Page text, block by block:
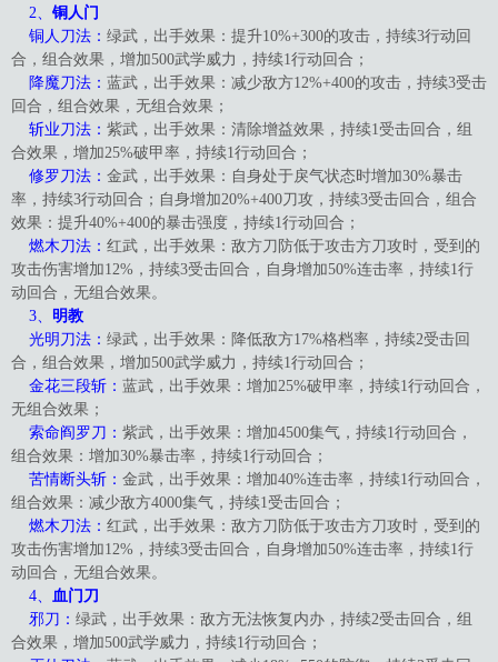
2、 铜人门
铜人刀法： 绿武，出手效果：提升10%+300的攻击，持续3行动回
合，组合效果，增加500武学威力，持续1行动回合；
降魔刀法： 蓝武，出手效果：减少敌方12%+400的攻击，持续3受击
回合，组合效果，无组合效果；
斩业刀法： 紫武，出手效果：清除增益效果，持续1受击回合，组
合效果，增加25%破甲率，持续1行动回合；
修罗刀法： 金武，出手效果：自身处于戾气状态时增加30%暴击
率，持续3行动回合；自身增加20%+400刀攻，持续3受击回合，组合
效果：提升40%+400的暴击强度，持续1行动回合；
燃木刀法： 红武，出手效果：敌方刀防低于攻击方刀攻时，受到的
攻击伤害增加12%，持续3受击回合，自身增加50%连击率，持续1行
动回合，无组合效果。
3、 明教
光明刀法： 绿武，出手效果：降低敌方17%格档率，持续2受击回
合，组合效果，增加500武学威力，持续1行动回合；
金花三段斩： 蓝武，出手效果：增加25%破甲率，持续1行动回合，
无组合效果；
索命阎罗刀： 紫武，出手效果：增加4500集气，持续1行动回合，
组合效果：增加30%暴击率，持续1行动回合；
苦情断头斩： 金武，出手效果：增加40%连击率，持续1行动回合，
组合效果：减少敌方4000集气，持续1受击回合；
燃木刀法： 红武，出手效果：敌方刀防低于攻击方刀攻时，受到的
攻击伤害增加12%，持续3受击回合，自身增加50%连击率，持续1行
动回合，无组合效果。
4、
血门刀
邪刀： 绿武，出手效果：敌方无法恢复内办，持续2受击回合，组
合效果，增加500武学威力，持续1行动回合；